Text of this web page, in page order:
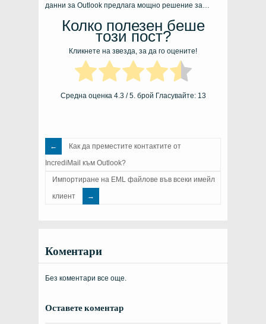
данни за Outlook предлага мощно решение за…
Колко полезен беше
този пост?
Кликнете на звезда, за да го оцените!
Средна оценка 4.3 / 5. брой Гласувайте: 13
Как да преместите контактите от
IncrediMail към Outlook?
Импортиране на EML файлове във всеки имейл
клиент
Коментари
Без коментари все още.
Оставете коментар